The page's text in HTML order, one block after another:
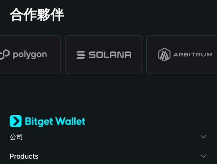
合作夥伴
公司
關於 Bitget Wallet
Products